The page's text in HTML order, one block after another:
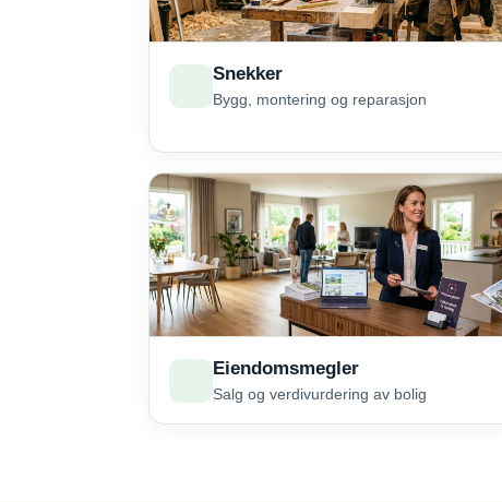
Snekker
Bygg, montering og reparasjon
Eiendomsmegler
Salg og verdivurdering av bolig